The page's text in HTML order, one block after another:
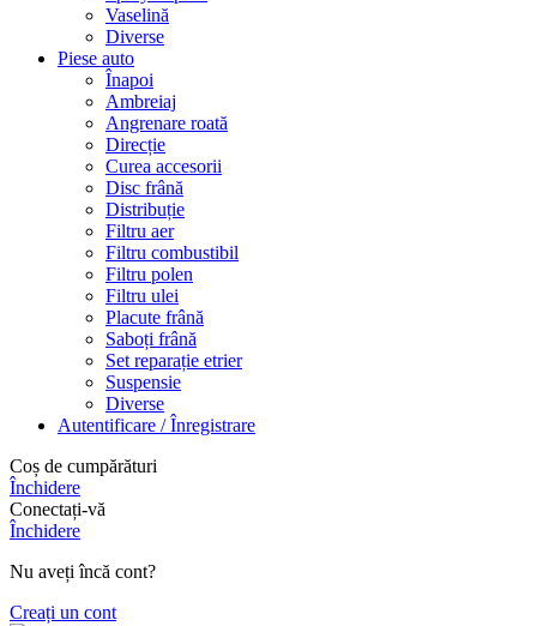
Vaselină
Diverse
Piese auto
Înapoi
Ambreiaj
Angrenare roată
Direcție
Curea accesorii
Disc frână
Distribuție
Filtru aer
Filtru combustibil
Filtru polen
Filtru ulei
Placute frână
Saboți frână
Set reparație etrier
Suspensie
Diverse
Autentificare / Înregistrare
Coș de cumpărături
Închidere
Conectați-vă
Închidere
Nu aveți încă cont?
Creați un cont